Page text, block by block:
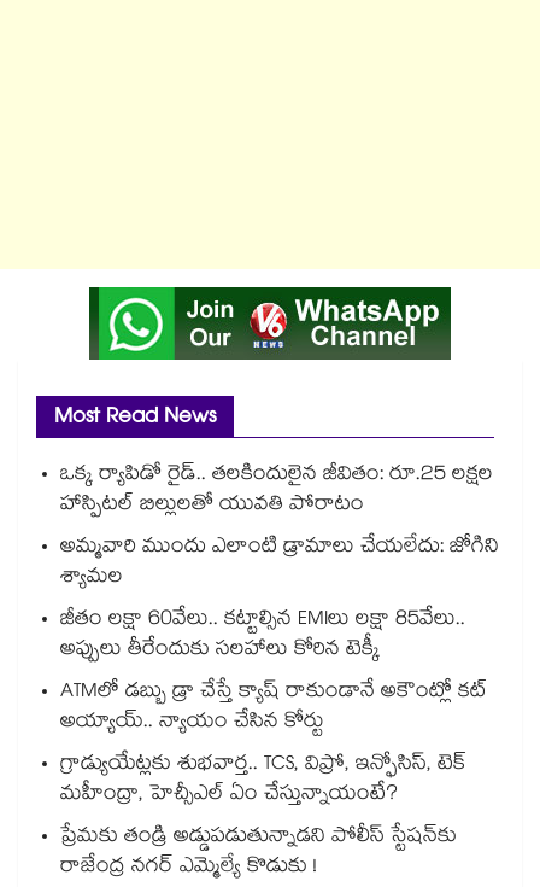
Most Read News
ఒక్క ర్యాపిడో రైడ్.. తలకిందులైన జీవితం: రూ.25 లక్షల
హాస్పిటల్ బిల్లులతో యువతి పోరాటం
అమ్మవారి ముందు ఎలాంటి డ్రామాలు చేయలేదు: జోగిని
శ్యామల
జీతం లక్షా 60వేలు.. కట్టాల్సిన EMIలు లక్షా 85వేలు..
అప్పులు తీరేందుకు సలహాలు కోరిన టెక్కీ
ATMలో డబ్బు డ్రా చేస్తే క్యాష్ రాకుండానే అకౌంట్లో కట్
అయ్యాయ్.. న్యాయం చేసిన కోర్టు
గ్రాడ్యుయేట్లకు శుభవార్త.. TCS, విప్రో, ఇన్ఫోసిస్, టెక్
మహీంద్రా, హెచ్సీఎల్ ఏం చేస్తున్నాయంటే?
ప్రేమకు తండ్రి అడ్డుపడుతున్నాడని పోలీస్ స్టేషన్⁪కు
రాజేంద్ర నగర్ ఎమ్మెల్యే కొడుకు !